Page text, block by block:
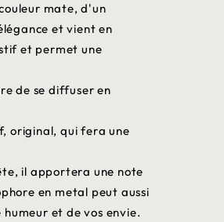
mate, d'un
et vient en
et permet une
de se diffuser en
original, qui fera une
il apportera une note
en metal peut aussi
et de vos envie.